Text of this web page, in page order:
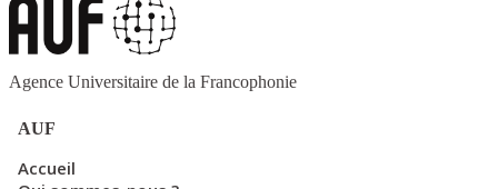
Agence Universitaire de la Francophonie
AUF
Accueil